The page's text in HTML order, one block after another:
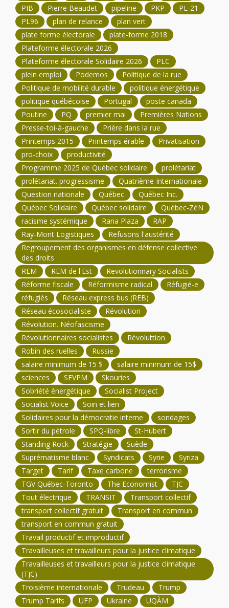
PIB
Pierre Beaudet pipeline PKP
PL-21
PL96
plan de relance
plan vert
plate forme électorale
plate-forme 2018
Plateforme électorale 2026
Plateforme électorale Solidaire 2026
PLC
plein emploi
Podemos
Politique de la rue
Politique de mobilité durable
politique énergétique
politique québécoise
Portugal
poste canada
Poutine
PQ premier mai
Premières Nations
Presse-toi-à-gauche
Prière dans la rue
Printemps 2015
Printemps érable
Privatisation
pro-choix
productivité
Programme 2025 de Québec solidaire
prolétariat
prolétariat. progressisme
Quatrième Internationale
Question nationale
Québec
Québec Inc.
Québec Solidaire
Québec solidaire
Québec-ZéN
racisme systémique
Rana Plaza
RAP
Ray-Mont Logistiques
Refusons l'austérité
Regroupement des organismes en défense collective
des droits
REM
REM de l'Est
Revolutionnary Socialists
Réforme fiscale
Réformisme radical
Réfugié-e
réfugiés
Réseau express bus (REB)
Réseau écosocialiste
Révolution
Révolution. Néofascisme
Révolutionnaires socialistes
Révoluttion
Robin des ruelles
Russie
salaire minimum de 15 $
salaire minimum de 15$
sciences
SEVPM
Skouries
Sobriété énergétique
Socialist Project
Socialist Voice
Soin et lien
Solidaires pour la démocratie interne
sondages
Sortir du pétrole
SPQ-libre
St-Hubert
Standing Rock
Stratégie
Suède
Suprématisme blanc
Syndicats Syrie
Syriza
Target
Tarif Taxe carbone
terrorisme
TGV Québec-Toronto
The Economist
TJC
Tout électrique
TRANSIT
Transport collectif
transport collectif gratuit
Transport en commun
transport en commun gratuit
Travail productif et improductif
Travailleuses et travailleurs pour la justice climatique
Travailleuses et travailleurs pour la justice climatique
(TJC)
Troisième internationale
Trudeau
Trump
Trump Tarifs
UFP Ukraine UQÀM